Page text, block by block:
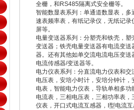
全栅，和RS485隔离式安全栅等。
智能数显表系列：单通道数显表，
速表频率表，有纸记录仪，无纸记
屏等。
电量变送器系列：分塑壳和铁壳，
变送器；铁壳电量变送器有电流变
器。还有其他如单交流电流电压变送
电流传感器/变送器等。
电力仪表系列：分直流电力仪表和
电压表，安培小时计，安培分钟计
电表，智能电力仪表，导轨单相多
电流表，三相电压表，三相功率表
仪表，开口式电流互感器，I型电流